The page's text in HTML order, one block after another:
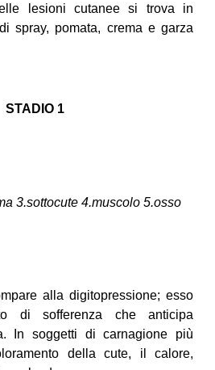
lesioni cutanee si trova in
spray, pomata, crema e garza
STADIO 1
3.sottocute 4.muscolo 5.osso
alla digitopressione; esso
di sofferenza che anticipa
In soggetti di carnagione più
della cute, il calore,